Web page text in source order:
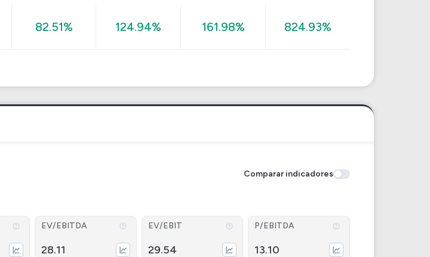
82.51% 124.94% 161.98% 824.93%
Comparar indicadores
EV/EBITDA
28.11
EV/EBIT
29.54
P/EBITDA
13.10